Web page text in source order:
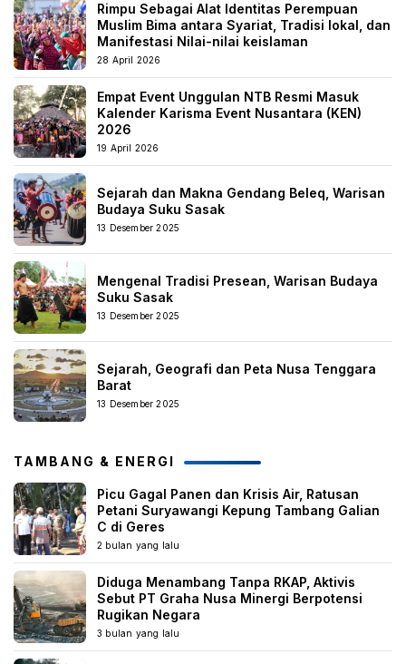
Rimpu Sebagai Alat Identitas Perempuan
Muslim Bima antara Syariat, Tradisi lokal, dan
Manifestasi Nilai-nilai keislaman
28 April 2026
Empat Event Unggulan NTB Resmi Masuk
Kalender Karisma Event Nusantara (KEN)
2026
19 April 2026
Sejarah dan Makna Gendang Beleq, Warisan
Budaya Suku Sasak
13 Desember 2025
Mengenal Tradisi Presean, Warisan Budaya
Suku Sasak
13 Desember 2025
Sejarah, Geografi dan Peta Nusa Tenggara
Barat
13 Desember 2025
TAMBANG & ENERGI
Picu Gagal Panen dan Krisis Air, Ratusan
Petani Suryawangi Kepung Tambang Galian
C di Geres
2 bulan yang lalu
Diduga Menambang Tanpa RKAP, Aktivis
Sebut PT Graha Nusa Minergi Berpotensi
Rugikan Negara
3 bulan yang lalu